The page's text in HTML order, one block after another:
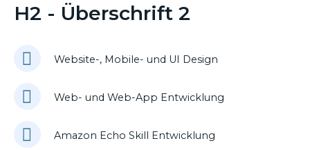
H2 - Überschrift 2
Website-, Mobile- und UI Design
Web- und Web-App Entwicklung
Amazon Echo Skill Entwicklung